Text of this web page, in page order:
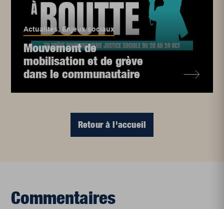
Actualités, Enjeux sociaux
Mouvement de
mobilisation et de grève
dans le communautaire
Retour à l'accueil
Commentaires